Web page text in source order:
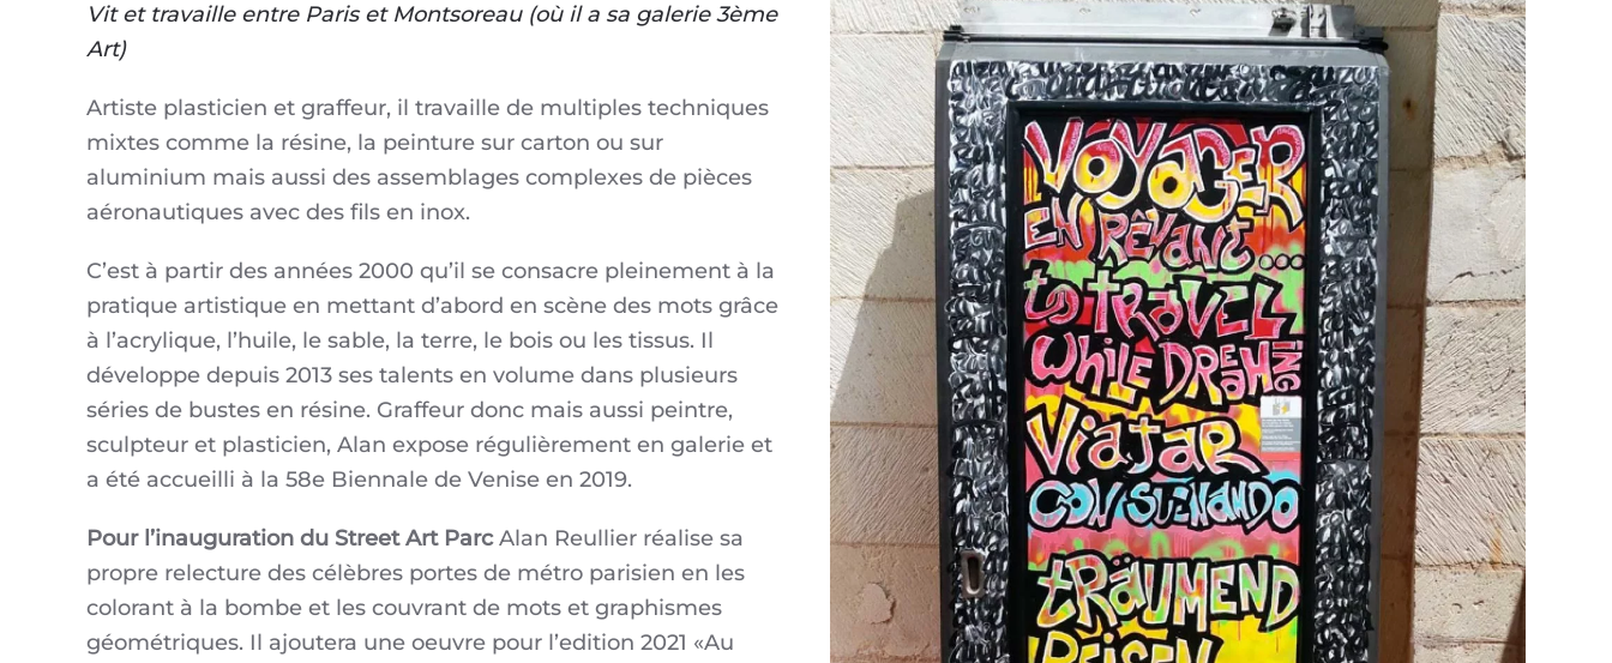
Vit et travaille entre Paris et Montsoreau (où il a sa galerie 3ème
Art)
Artiste plasticien et graffeur, il travaille de multiples techniques
mixtes comme la résine, la peinture sur carton ou sur
aluminium mais aussi des assemblages complexes de pièces
aéronautiques avec des fils en inox.
C’est à partir des années 2000 qu’il se consacre pleinement à la
pratique artistique en mettant d’abord en scène des mots grâce
à l’acrylique, l’huile, le sable, la terre, le bois ou les tissus. Il
développe depuis 2013 ses talents en volume dans plusieurs
séries de bustes en résine. Graffeur donc mais aussi peintre,
sculpteur et plasticien, Alan expose régulièrement en galerie et
a été accueilli à la 58e Biennale de Venise en 2019.
Pour l’inauguration du Street Art ParcAlan Reullier réalise sa
propre relecture des célèbres portes de métro parisien en les
colorant à la bombe et les couvrant de mots et graphismes
géométriques. Il ajoutera une oeuvre pour l’edition 2021 «Au